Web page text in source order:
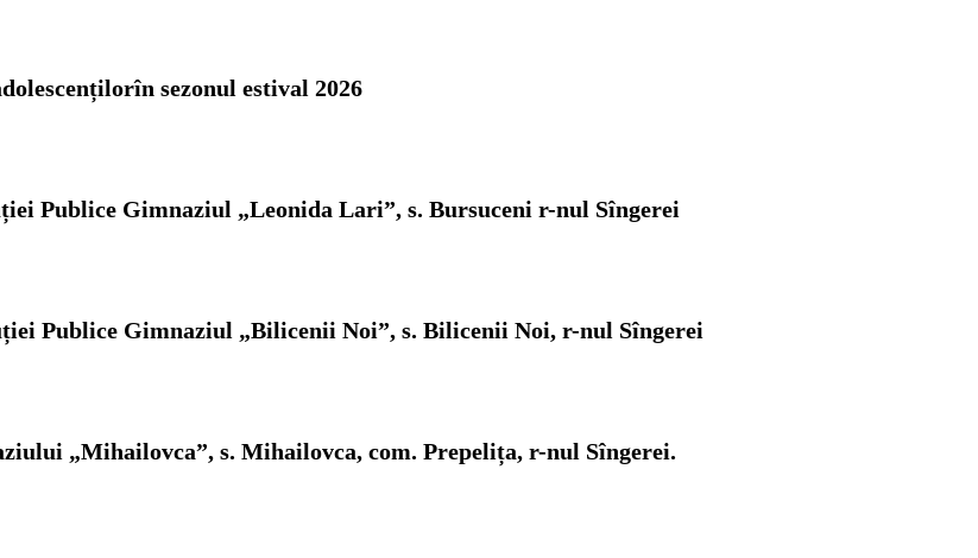
sezonul estival 2026
Publice Gimnaziul „Leonida Lari”, s. Bursuceni r-nul Sîngerei
Publice Gimnaziul „Bilicenii Noi”, s. Bilicenii Noi, r-nul Sîngerei
„Mihailovca”, s. Mihailovca, com. Prepelița, r-nul Sîngerei.